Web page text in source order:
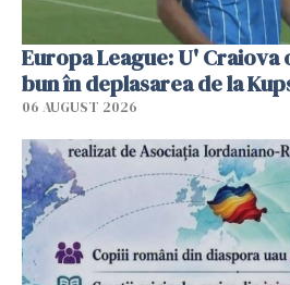
Europa League: U'
bun în deplasarea de la
06 AUGUST 2026